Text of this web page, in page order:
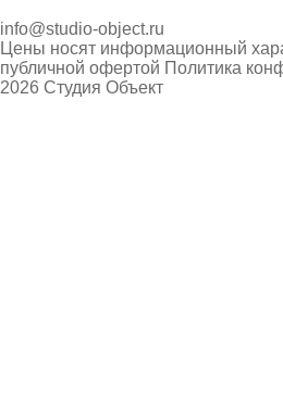
info@studio-object.ru
Цены носят информационный
публичной офертой Политика
2026 Студия Объект